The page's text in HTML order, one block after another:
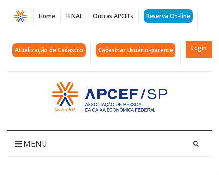
Página
Arquivos
transtornos
APCEF/SP
Home FENAE Outras APCEFs Reserva On-line
Atualização de Cadastro Cadastrar Usuário-parente Login
Acessar
página
inicial
MENU